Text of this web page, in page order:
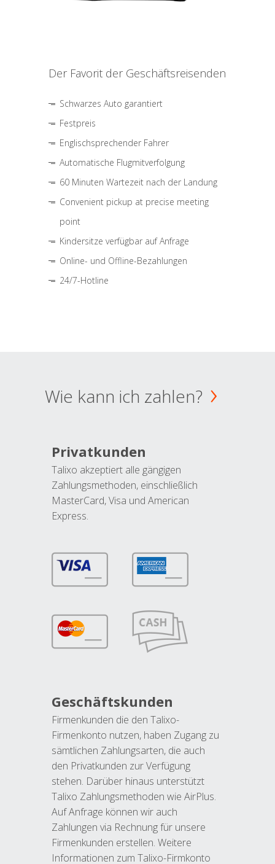
Der Favorit der Geschäftsreisenden
Schwarzes Auto garantiert
Festpreis
Englischsprechender Fahrer
Automatische Flugmitverfolgung
60 Minuten Wartezeit nach der Landung
Convenient pickup at precise meeting
point
Kindersitze verfügbar auf Anfrage
Online- und Offline-Bezahlungen
24/7-Hotline
Wie kann ich zahlen?
Privatkunden
Talixo akzeptiert alle gängigen
Zahlungsmethoden, einschließlich
MasterCard, Visa und American
Express.
Geschäftskunden
Firmenkunden die den Talixo-
Firmenkonto nutzen, haben Zugang zu
sämtlichen Zahlungsarten, die auch
den Privatkunden zur Verfügung
stehen. Darüber hinaus unterstützt
Talixo Zahlungsmethoden wie AirPlus.
Auf Anfrage können wir auch
Zahlungen via Rechnung für unsere
Firmenkunden erstellen. Weitere
Informationen zum Talixo-Firmkonto